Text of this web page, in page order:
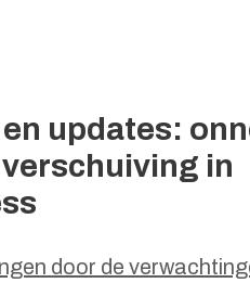
updates:
in
door de